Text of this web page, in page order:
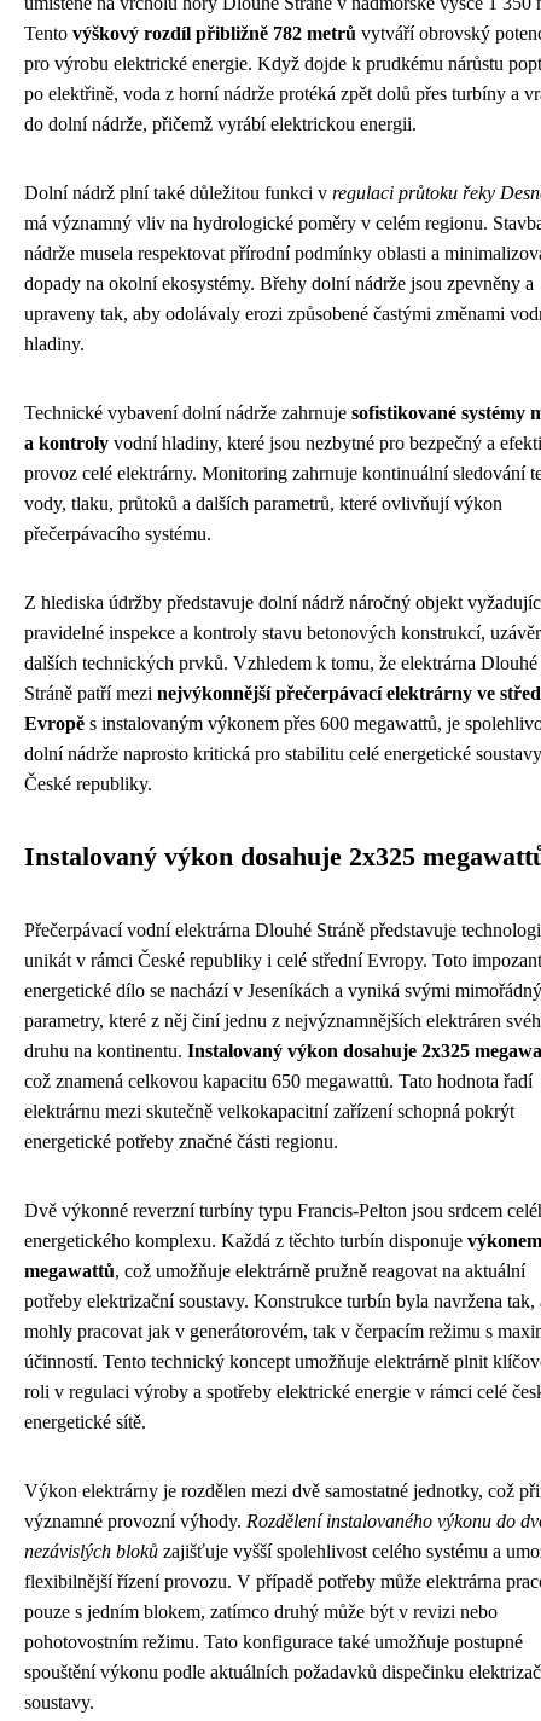
Tento výškový rozdíl přibližně 782 metrů vytváří obrovský
pro výrobu elektrické energie. Když dojde k prudkému nárůstu
po elektřině, voda z horní nádrže protéká zpět dolů přes turbíny a
do dolní nádrže, přičemž vyrábí elektrickou energii.
Dolní nádrž plní také důležitou funkci v regulaci průtoku řeky
má významný vliv na hydrologické poměry v celém regionu.
nádrže musela respektovat přírodní podmínky oblasti a
dopady na okolní ekosystémy. Břehy dolní nádrže jsou zpevněny a
upraveny tak, aby odolávaly erozi způsobené častými změnami
hladiny.
Technické vybavení dolní nádrže zahrnuje sofistikované systémy
a kontroly vodní hladiny, které jsou nezbytné pro bezpečný a
provoz celé elektrárny. Monitoring zahrnuje kontinuální sledování
vody, tlaku, průtoků a dalších parametrů, které ovlivňují výkon
přečerpávacího systému.
Z hlediska údržby představuje dolní nádrž náročný objekt
pravidelné inspekce a kontroly stavu betonových konstrukcí,
dalších technických prvků. Vzhledem k tomu, že elektrárna Dlouhé
Stráně patří mezi nejvýkonnější přečerpávací elektrárny ve
Evropě s instalovaným výkonem přes 600 megawattů, je
dolní nádrže naprosto kritická pro stabilitu celé energetické soustavy
České republiky.
Instalovaný výkon dosahuje 2x325
Přečerpávací vodní elektrárna Dlouhé Stráně představuje
unikát v rámci České republiky i celé střední Evropy. Toto
energetické dílo se nachází v Jeseníkách a vyniká svými
parametry, které z něj činí jednu z nejvýznamnějších elektráren
druhu na kontinentu. Instalovaný výkon dosahuje 2x325
což znamená celkovou kapacitu 650 megawattů. Tato hodnota řadí
elektrárnu mezi skutečně velkokapacitní zařízení schopná pokrýt
energetické potřeby značné části regionu.
Dvě výkonné reverzní turbíny typu Francis-Pelton jsou srdcem
energetického komplexu. Každá z těchto turbín disponuje
megawattů, což umožňuje elektrárně pružně reagovat na aktuální
potřeby elektrizační soustavy. Konstrukce turbín byla navržena tak,
mohly pracovat jak v generátorovém, tak v čerpacím režimu s
účinností. Tento technický koncept umožňuje elektrárně plnit
roli v regulaci výroby a spotřeby elektrické energie v rámci celé
energetické sítě.
Výkon elektrárny je rozdělen mezi dvě samostatné jednotky, což
významné provozní výhody. Rozdělení instalovaného výkonu do
nezávislých bloků zajišťuje vyšší spolehlivost celého systému a
flexibilnější řízení provozu. V případě potřeby může elektrárna
pouze s jedním blokem, zatímco druhý může být v revizi nebo
pohotovostním režimu. Tato konfigurace také umožňuje postupné
spouštění výkonu podle aktuálních požadavků dispečinku
soustavy.